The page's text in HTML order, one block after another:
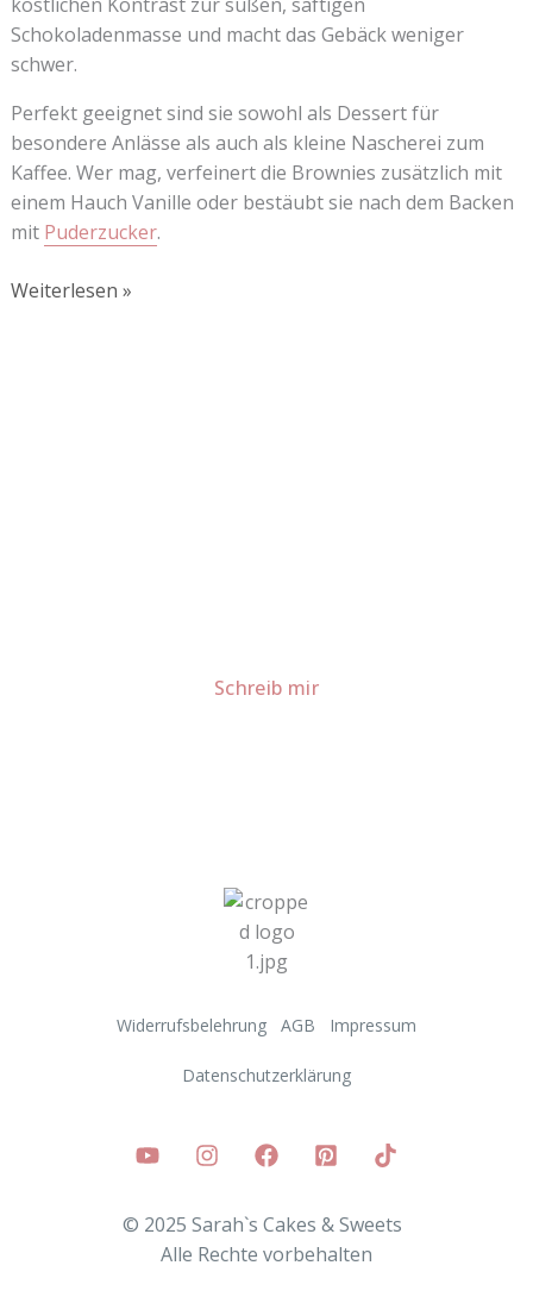
Schokoladenmasse und macht das Gebäck weniger
schwer.
Perfekt geeignet sind sie sowohl als Dessert für
besondere Anlässe als auch als kleine Nascherei zum
Kaffee. Wer mag, verfeinert die Brownies zusätzlich mit
einem Hauch Vanille oder bestäubt sie nach dem Backen
mit Puderzucker.
Weiterlesen »
Schreib mir
Widerrufsbelehrung AGB Impressum
Datenschutzerklärung
© 2025 Sarah`s Cakes & Sweets
Alle Rechte vorbehalten